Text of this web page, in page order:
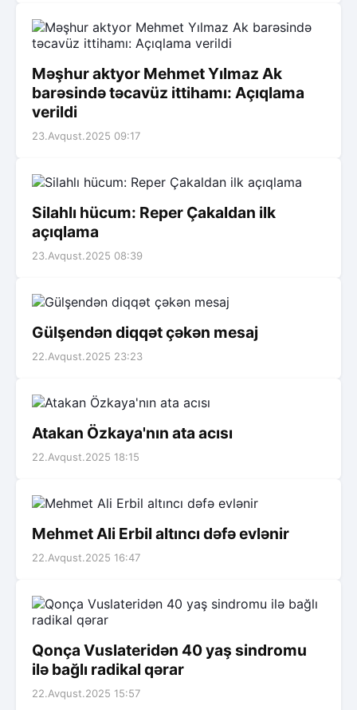
Məşhur aktyor Mehmet Yılmaz Ak
barəsində təcavüz ittihamı: Açıqlama
verildi
23.Avqust.2025 09:17
Silahlı hücum: Reper Çakaldan ilk
açıqlama
23.Avqust.2025 08:39
Gülşendən diqqət çəkən mesaj
22.Avqust.2025 23:23
Atakan Özkaya'nın ata acısı
22.Avqust.2025 18:15
Mehmet Ali Erbil altıncı dəfə evlənir
22.Avqust.2025 16:47
Qonça Vuslateridən 40 yaş sindromu
ilə bağlı radikal qərar
22.Avqust.2025 15:57